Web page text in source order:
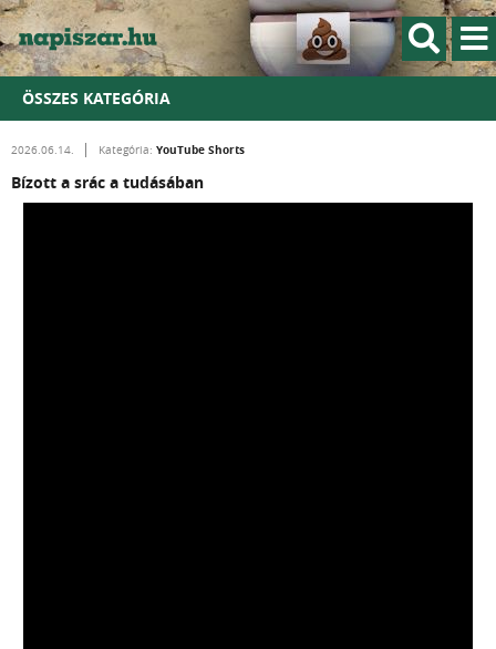
ÖSSZES KATEGÓRIA
2026.06.14. Kategória: YouTube Shorts
Bízott a srác a tudásában